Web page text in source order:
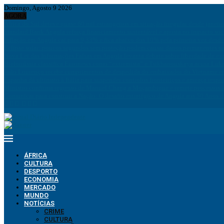
Domingo, Agosto 9 2026
ÁFRICA
CULTURA
DESPORTO
ECONOMIA
MERCADO
MUNDO
NOTÍCIAS
CRIME
CULTURA